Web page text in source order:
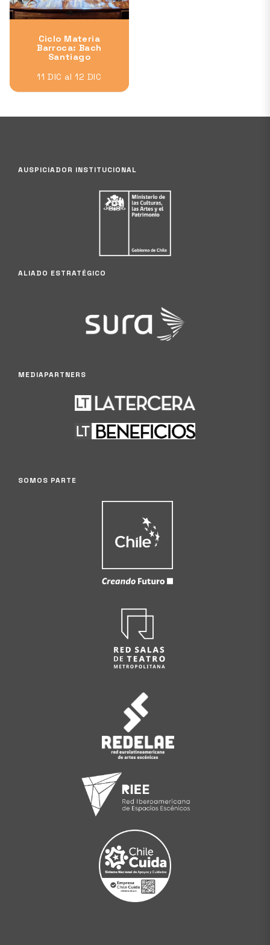
Ciclo Materia
Barroca: Bach
Santiago
11 DIC al 12 DIC
AUSPICIADOR INSTITUCIONAL
ALIADO ESTRATÉGICO
MEDIAPARTNERS
SOMOS PARTE